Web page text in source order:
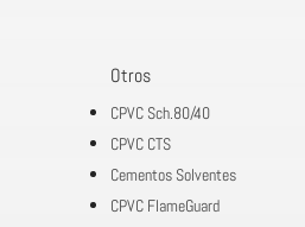
Otros
CPVC Sch.80/40
CPVC CTS
Cementos Solventes
CPVC FlameGuard